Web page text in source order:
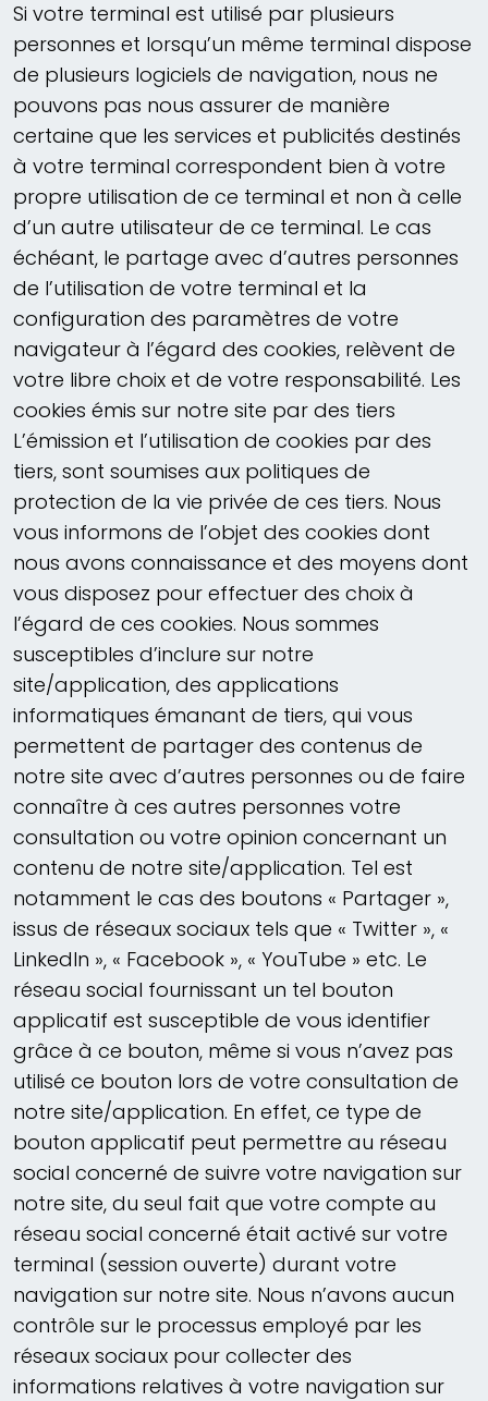
Si votre terminal est utilisé par plusieurs
personnes et lorsqu’un même terminal dispose
de plusieurs logiciels de navigation, nous ne
pouvons pas nous assurer de manière
certaine que les services et publicités destinés
à votre terminal correspondent bien à votre
propre utilisation de ce terminal et non à celle
d’un autre utilisateur de ce terminal. Le cas
échéant, le partage avec d’autres personnes
de l’utilisation de votre terminal et la
configuration des paramètres de votre
navigateur à l’égard des cookies, relèvent de
votre libre choix et de votre responsabilité. Les
cookies émis sur notre site par des tiers
L’émission et l’utilisation de cookies par des
tiers, sont soumises aux politiques de
protection de la vie privée de ces tiers. Nous
vous informons de l’objet des cookies dont
nous avons connaissance et des moyens dont
vous disposez pour effectuer des choix à
l’égard de ces cookies. Nous sommes
susceptibles d’inclure sur notre
site/application, des applications
informatiques émanant de tiers, qui vous
permettent de partager des contenus de
notre site avec d’autres personnes ou de faire
connaître à ces autres personnes votre
consultation ou votre opinion concernant un
contenu de notre site/application. Tel est
notamment le cas des boutons « Partager »,
issus de réseaux sociaux tels que « Twitter », «
LinkedIn », « Facebook », « YouTube » etc. Le
réseau social fournissant un tel bouton
applicatif est susceptible de vous identifier
grâce à ce bouton, même si vous n’avez pas
utilisé ce bouton lors de votre consultation de
notre site/application. En effet, ce type de
bouton applicatif peut permettre au réseau
social concerné de suivre votre navigation sur
notre site, du seul fait que votre compte au
réseau social concerné était activé sur votre
terminal (session ouverte) durant votre
navigation sur notre site. Nous n’avons aucun
contrôle sur le processus employé par les
réseaux sociaux pour collecter des
informations relatives à votre navigation sur